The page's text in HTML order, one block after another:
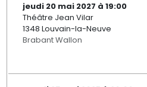
jeudi 20 mai 2027 à 19:00
Théâtre Jean Vilar
1348 Louvain-la-Neuve
Brabant Wallon